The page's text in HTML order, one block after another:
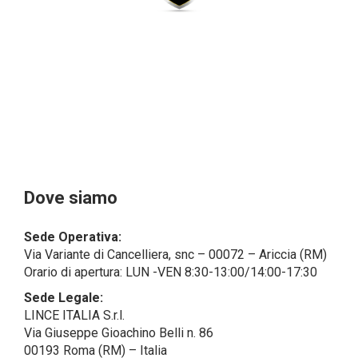
dal campo di applicazione del GDPR (artt. 1 e 4 del
Alcuni segmenti dell’attività richiesta potrebbero
l’espletamento di alcune attività determinate a
società esterne che presentano le garanzie richieste
dal GDPR, abilitandole e a compiere
operazioni determinate per conto di LINCE ITALIA e
conformemente alle istruzioni fornite da
quest’ultima sulla base di specifico accordo per la
gestione dei dati.
Dove siamo
Sede Operativa:
Via Variante di Cancelliera, snc – 00072 – Ariccia (RM)
Orario di apertura: LUN -VEN 8:30-13:00/14:00-17:30
Sede Legale:
LINCE ITALIA S.r.l.
Via Giuseppe Gioachino Belli n. 86
00193 Roma (RM) – Italia